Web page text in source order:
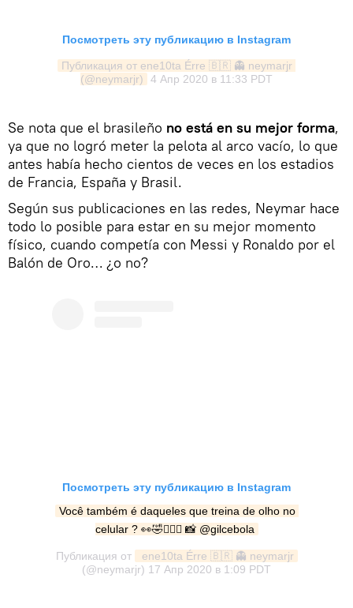
Посмотреть эту публикацию в Instagram
Публикация от ene10ta Érre 🇧🇷 👻 neymarjr
(@neymarjr)
4 Апр 2020 в 11:33 PDT
Se nota que el brasileño no está en su mejor forma,
ya que no logró meter la pelota al arco vacío, lo que
antes había hecho cientos de veces en los estadios
de Francia, España y Brasil.
Según sus publicaciones en las redes, Neymar hace
todo lo posible para estar en su mejor momento
físico, cuando competía con Messi y Ronaldo por el
Balón de Oro… ¿o no?
Посмотреть эту публикацию в Instagram
Você também é daqueles que treina de olho no
celular ? 👀🤣🤦🏽‍♂️ 📸 @gilcebola
Публикация от
ene10ta Érre 🇧🇷 👻 neymarjr
(@neymarjr) 17 Апр 2020 в 1:09 PDT